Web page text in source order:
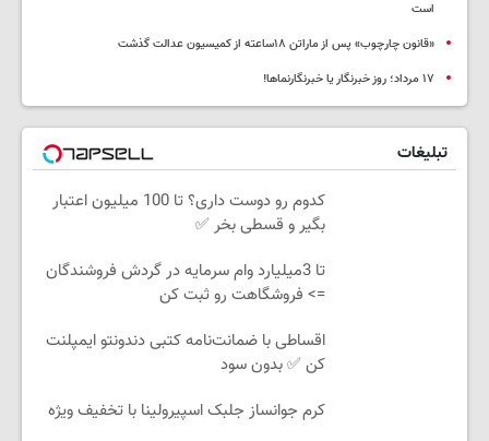
است
«قانون چارچوب» پس از ماراتن ۱۸ساعته از کمیسیون عدالت گذشت
١٧ مرداد؛ روز خبرنگار یا خبرنگارنماها!
تبلیغات
کدوم رو دوست داری؟ تا 100 میلیون اعتبار
بگیر و قسطی بخر ✅
تا 3میلیارد وام سرمایه در گردش فروشندگان
=> فروشگاهت رو ثبت کن
اقساطی با ضمانت‌نامه کتبی دندونتو ایمپلنت
کن ✅ بدون سود
کرم جوانساز جلبک اسپیرولینا با تخفیف ویژه